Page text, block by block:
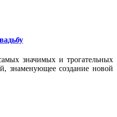
значимых и трогательных
знаменующее создание новой